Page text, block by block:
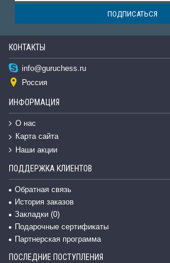
ПОДПИСАТЬСЯ
КОНТАКТЫ
info@guruchess.ru
Россия
ИНФОРМАЦИЯ
О нас
Карта сайта
Наши акции
ПОДДЕРЖКА КЛИЕНТОВ
Обратная связь
История заказов
Закладки (0)
Подарочные сертификаты
Партнерская программа
ПОСЛЕДНИЕ ПОСТУПЛЕНИЯ